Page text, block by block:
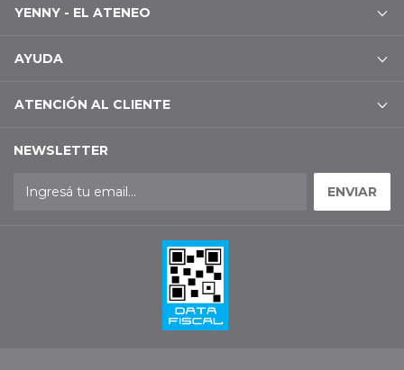
YENNY - EL ATENEO
AYUDA
ATENCIÓN AL CLIENTE
NEWSLETTER